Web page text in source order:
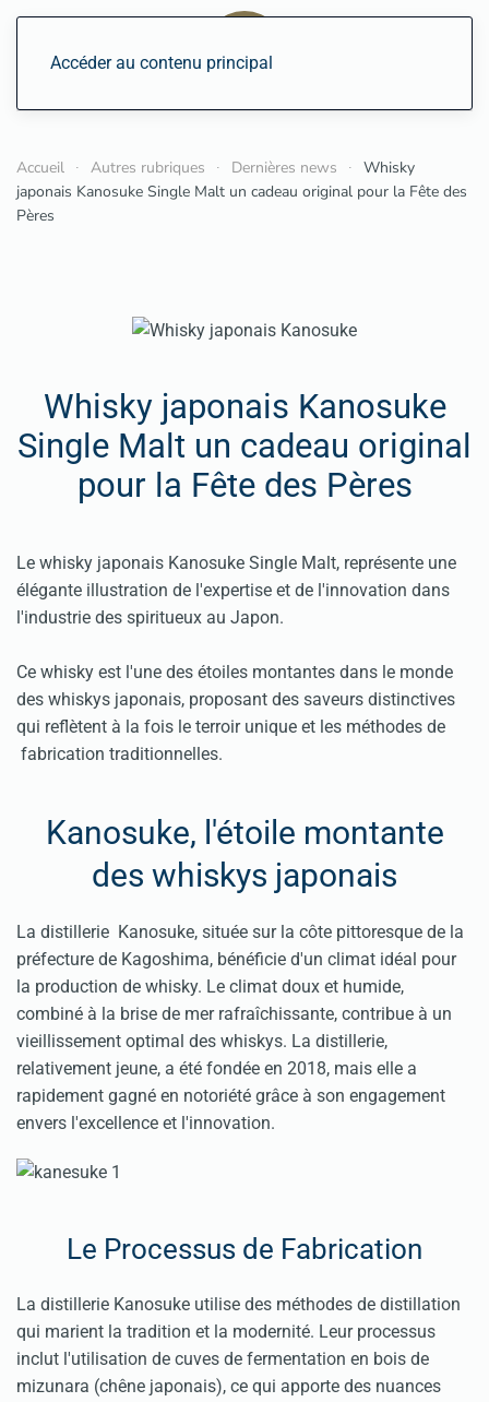
Accéder au contenu principal
Accueil Autres rubriques Dernières news
Whisky
japonais Kanosuke Single Malt un cadeau original pour la Fête des
Pères
Whisky japonais Kanosuke
Single Malt un cadeau original
pour la Fête des Pères
Le whisky japonais Kanosuke Single Malt, représente une
élégante illustration de l'expertise et de l'innovation dans
l'industrie des spiritueux au Japon.
Ce whisky est l'une des étoiles montantes dans le monde
des whiskys japonais, proposant des saveurs distinctives
qui reflètent à la fois le terroir unique et les méthodes de
fabrication traditionnelles.
Kanosuke, l'étoile montante
des whiskys japonais
La distillerie Kanosuke, située sur la côte pittoresque de la
préfecture de Kagoshima, bénéficie d'un climat idéal pour
la production de whisky. Le climat doux et humide,
combiné à la brise de mer rafraîchissante, contribue à un
vieillissement optimal des whiskys. La distillerie,
relativement jeune, a été fondée en 2018, mais elle a
rapidement gagné en notoriété grâce à son engagement
envers l'excellence et l'innovation.
Le Processus de Fabrication
La distillerie Kanosuke utilise des méthodes de distillation
qui marient la tradition et la modernité. Leur processus
inclut l'utilisation de cuves de fermentation en bois de
mizunara (chêne japonais), ce qui apporte des nuances